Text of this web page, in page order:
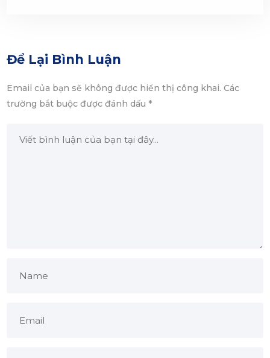
Để Lại Bình Luận
Email của bạn sẽ không được hiển thị công khai. Các
trường bắt buộc được đánh dấu *